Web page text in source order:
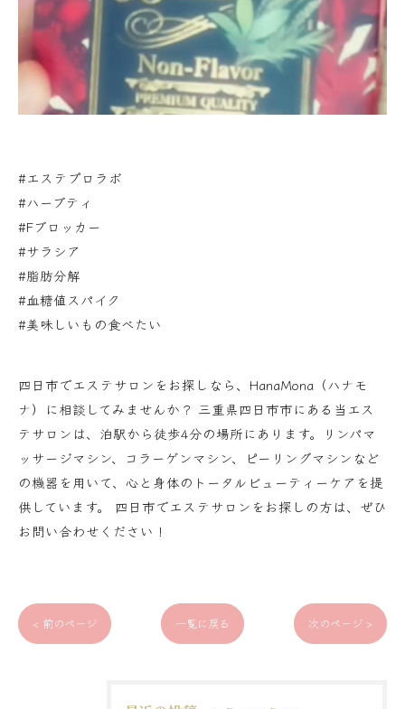
#エステプロラボ
#ハーブティ
#Fブロッカー
#サラシア
#脂肪分解
#血糖値スパイク
#美味しいもの食べたい
四日市でエステサロンをお探しなら、HanaMona（ハナモ
ナ）に相談してみませんか？ 三重県四日市市にある当エス
テサロンは、泊駅から徒歩4分の場所にあります。リンパマ
ッサージマシン、コラーゲンマシン、ピーリングマシンなど
の機器を用いて、心と身体のトータルビューティーケアを提
供しています。 四日市でエステサロンをお探しの方は、ぜひ
お問い合わせください！
< 前のページ 一覧に戻る 次のページ >